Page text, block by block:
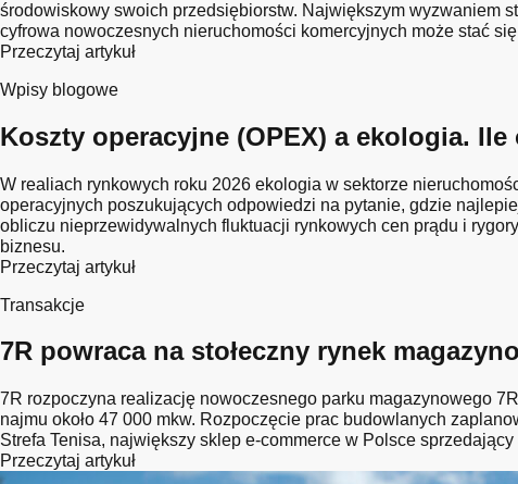
środowiskowy swoich przedsiębiorstw. Największym wyzwaniem
cyfrowa nowoczesnych nieruchomości komercyjnych może stać
Przeczytaj artykuł
Wpisy blogowe
Koszty operacyjne (OPEX) a ekologia.
W realiach rynkowych roku 2026 ekologia w sektorze
operacyjnych poszukujących odpowiedzi na pytanie, gdzie
obliczu nieprzewidywalnych fluktuacji rynkowych cen prądu i
biznesu.
Przeczytaj artykuł
Transakcje
7R powraca na stołeczny rynek
7R rozpoczyna realizację nowoczesnego parku magazynowego
najmu około 47 000 mkw. Rozpoczęcie prac budowlanych
Strefa Tenisa, największy sklep e-commerce w Polsce
Przeczytaj artykuł